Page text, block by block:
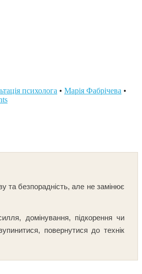
психолога • Марія Фабрічева •
та безпорадність, але не замінює
домінування, підкорення чи
повернутися до технік